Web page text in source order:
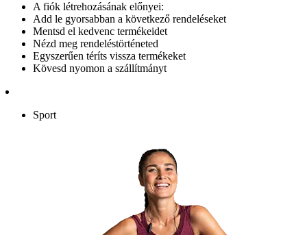
A fiók létrehozásának előnyei:
Add le gyorsabban a következő rendeléseket
Mentsd el kedvenc termékeidet
Nézd meg rendeléstörténeted
Egyszerűen téríts vissza termékeket
Kövesd nyomon a szállítmányt
Sport